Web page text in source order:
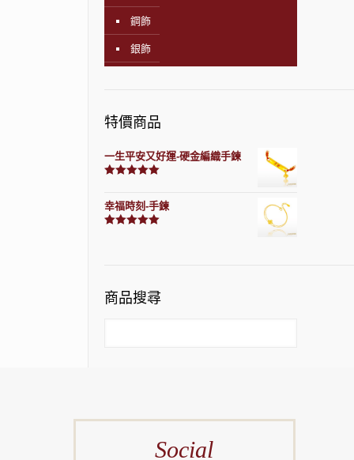
鋼飾
銀飾
特價商品
一生平安又好運-硬金編織手鍊
幸福時刻-手鍊
商品搜尋
Social